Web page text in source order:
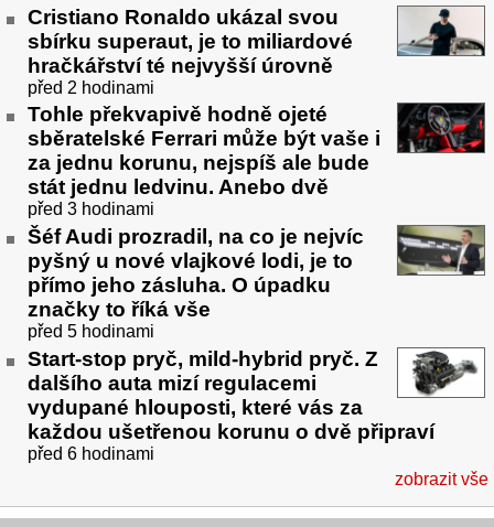
Cristiano Ronaldo ukázal svou
sbírku superaut, je to miliardové
hračkářství té nejvyšší úrovně
před 2 hodinami
Tohle překvapivě hodně ojeté
sběratelské Ferrari může být vaše i
za jednu korunu, nejspíš ale bude
stát jednu ledvinu. Anebo dvě
před 3 hodinami
Šéf Audi prozradil, na co je nejvíc
pyšný u nové vlajkové lodi, je to
přímo jeho zásluha. O úpadku
značky to říká vše
před 5 hodinami
Start-stop pryč, mild-hybrid pryč. Z
dalšího auta mizí regulacemi
vydupané hlouposti, které vás za
každou ušetřenou korunu o dvě připraví
před 6 hodinami
zobrazit vše